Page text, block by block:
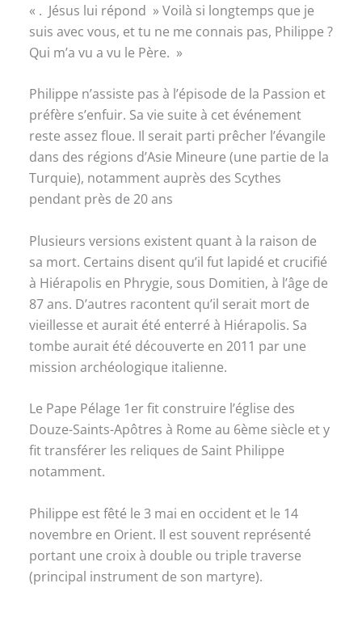
« . Jésus lui répond » Voilà si longtemps que je
suis avec vous, et tu ne me connais pas, Philippe ?
Qui m’a vu a vu le Père. »
Philippe n’assiste pas à l’épisode de la Passion et
préfère s’enfuir. Sa vie suite à cet événement
reste assez floue. Il serait parti prêcher l’évangile
dans des régions d’Asie Mineure (une partie de la
Turquie), notamment auprès des Scythes
pendant près de 20 ans
Plusieurs versions existent quant à la raison de
sa mort. Certains disent qu’il fut lapidé et crucifié
à Hiérapolis en Phrygie, sous Domitien, à l’âge de
87 ans. D’autres racontent qu’il serait mort de
vieillesse et aurait été enterré à Hiérapolis. Sa
tombe aurait été découverte en 2011 par une
mission archéologique italienne.
Le Pape Pélage 1er fit construire l’église des
Douze-Saints-Apôtres à Rome au 6ème siècle et y
fit transférer les reliques de Saint Philippe
notamment.
Philippe est fêté le 3 mai en occident et le 14
novembre en Orient. Il est souvent représenté
portant une croix à double ou triple traverse
(principal instrument de son martyre).